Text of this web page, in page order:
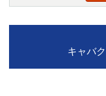
キャバ